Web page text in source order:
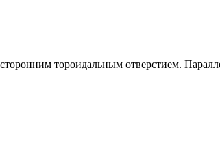
тороидальным отверстием.